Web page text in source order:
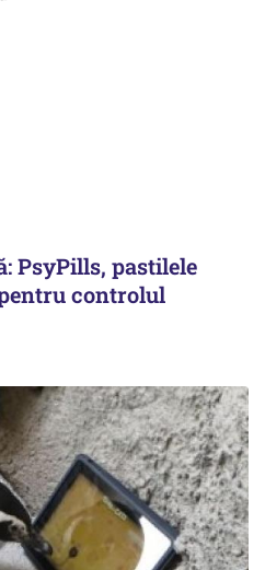
PsyPills, pastilele
controlul